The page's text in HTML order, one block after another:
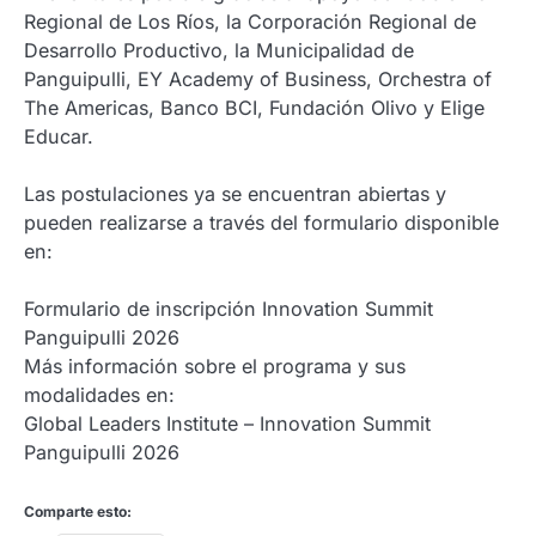
Regional de Los Ríos, la Corporación Regional de
Desarrollo Productivo, la Municipalidad de
Panguipulli, EY Academy of Business, Orchestra of
The Americas, Banco BCI, Fundación Olivo y Elige
Educar.
Las postulaciones ya se encuentran abiertas y
pueden realizarse a través del formulario disponible
en:
Formulario de inscripción Innovation Summit
Panguipulli 2026
Más información sobre el programa y sus
modalidades en:
Global Leaders Institute – Innovation Summit
Panguipulli 2026
Comparte esto: